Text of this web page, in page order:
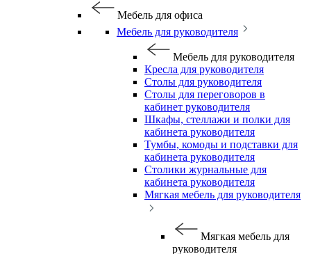
Мебель для офиса
Мебель для руководителя
Мебель для руководителя
Кресла для руководителя
Столы для руководителя
Столы для переговоров в
кабинет руководителя
Шкафы, стеллажи и полки для
кабинета руководителя
Тумбы, комоды и подставки для
кабинета руководителя
Столики журнальные для
кабинета руководителя
Мягкая мебель для руководителя
Мягкая мебель для
руководителя